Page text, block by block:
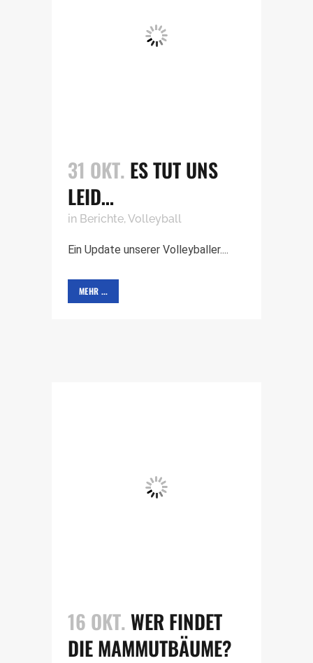
31 OKT. ES TUT UNS
LEID…
in Berichte, Volleyball
Ein Update unserer Volleyballer....
MEHR ...
16 OKT. WER FINDET
DIE MAMMUTBÄUME?